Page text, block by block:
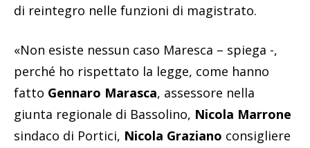
di reintegro nelle funzioni di magistrato.
«Non esiste nessun caso Maresca – spiega -,
perché ho rispettato la legge, come hanno
fatto Gennaro Marasca, assessore nella
giunta regionale di Bassolino, Nicola Marrone
sindaco di Portici, Nicola Graziano consigliere